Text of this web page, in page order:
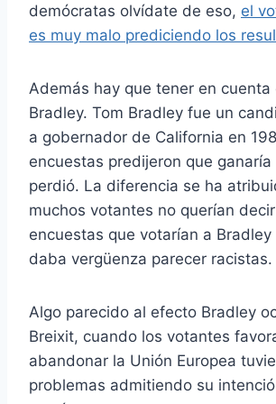
demócratas olvídate de eso, el
es muy malo prediciendo los
Además hay que tener en cuenta
Bradley. Tom Bradley fue un
a gobernador de California en
encuestas predijeron que
perdió. La diferencia se ha
muchos votantes no querían
encuestas que votarían a Bradley
daba vergüenza parecer racistas.
Algo parecido al efecto Bradley
Breixit, cuando los votantes
abandonar la Unión Europea
problemas admitiendo su